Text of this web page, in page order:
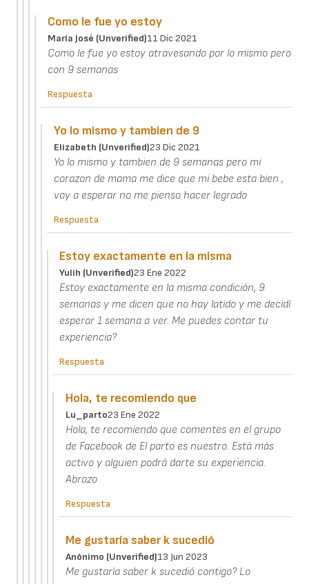
Como le fue yo estoy
María José (unverified)11 Dic 2021
Como le fue yo estoy atravesando por lo mismo pero
con 9 semanas
Respuesta
Yo lo mismo y tambien de 9
Elizabeth (unverified)23 Dic 2021
Yo lo mismo y tambien de 9 semanas pero mi
corazon de mama me dice que mi bebe esta bien ,
voy a esperar no me pienso hacer legrado
Respuesta
Estoy exactamente en la misma
Yulih (unverified)23 Ene 2022
Estoy exactamente en la misma condición, 9
semanas y me dicen que no hay latido y me decidí
esperar 1 semana a ver. Me puedes contar tu
experiencia?
Respuesta
Hola, te recomiendo que
Lu_parto23 Ene 2022
Hola, te recomiendo que comentes en el grupo
de Facebook de El parto es nuestro. Está más
activo y alguien podrá darte su experiencia.
Abrazo
Respuesta
Me gustaría saber k sucedió
Anónimo (unverified)13 Jun 2023
Me gustaría saber k sucedió contigo? Lo